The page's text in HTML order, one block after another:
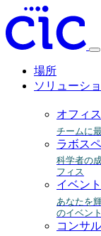
場所
ソリューシ
オフィ
チームに
ラボス
科学者の
フィス
イベン
あなたを
のイベン
コンサ